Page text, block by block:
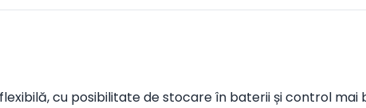
cu posibilitate de stocare în baterii și control mai